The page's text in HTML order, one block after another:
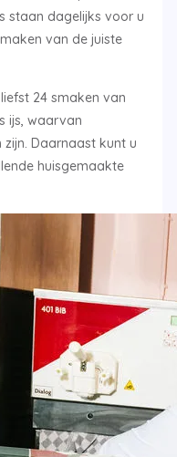
staan dagelijks voor u
van de juiste
24 smaken van
ijs, waarvan
Daarnaast kunt u
huisgemaakte